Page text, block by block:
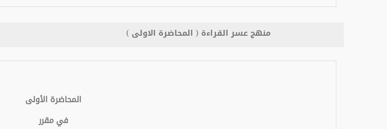
منهج عسر القراءة ( المحاضرة الاولى )
المحاضرة الأولى
في مقرر